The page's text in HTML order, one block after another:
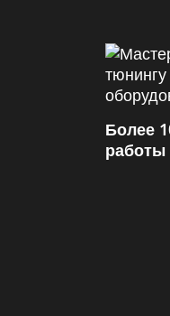
Более
работы